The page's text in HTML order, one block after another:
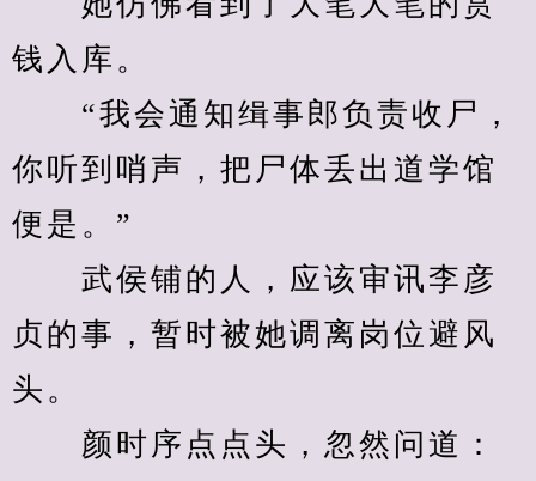
钱入库。
“我会通知缉事郎负责收尸，
你听到哨声，把尸体丢出道学馆
便是。”
武侯铺的人，应该审讯李彦
贞的事，暂时被她调离岗位避风
头。
颜时序点点头，忽然问道：